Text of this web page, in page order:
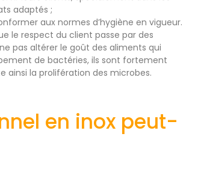
adaptés ;
aux normes d’hygiène en vigueur.
le respect du client passe par des
pas altérer le goût des aliments qui
de bactéries, ils sont fortement
ainsi la prolifération des microbes.
en inox peut-